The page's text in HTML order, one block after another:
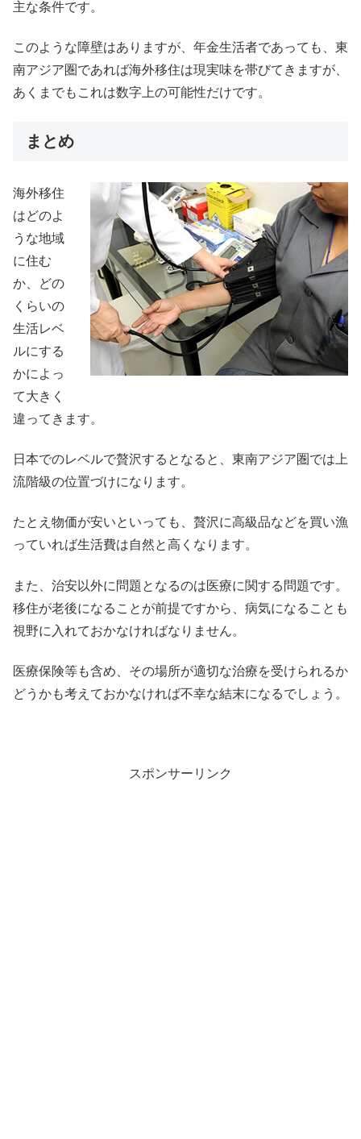
主な条件です。
このような障壁はありますが、年金生活者であっても、東
南アジア圏であれば海外移住は現実味を帯びてきますが、
あくまでもこれは数字上の可能性だけです。
まとめ
海外移住
はどのよ
うな地域
に住む
か、どの
くらいの
生活レベ
ルにする
かによっ
て大きく
違ってきます。
日本でのレベルで贅沢するとなると、東南アジア圏では上
流階級の位置づけになります。
たとえ物価が安いといっても、贅沢に高級品などを買い漁
っていれば生活費は自然と高くなります。
また、治安以外に問題となるのは医療に関する問題です。
移住が老後になることが前提ですから、病気になることも
視野に入れておかなければなりません。
医療保険等も含め、その場所が適切な治療を受けられるか
どうかも考えておかなければ不幸な結末になるでしょう。
スポンサーリンク